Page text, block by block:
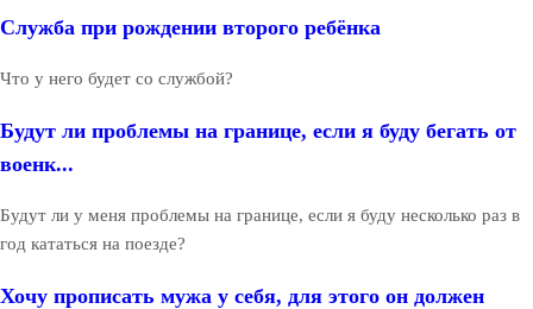
Служба при рождении второго ребёнка
Что у него будет со службой?
Будут ли проблемы на границе, если я буду бегать от
военк...
Будут ли у меня проблемы на границе, если я буду несколько раз в
год кататься на поезде?
Хочу прописать мужа у себя, для этого он должен